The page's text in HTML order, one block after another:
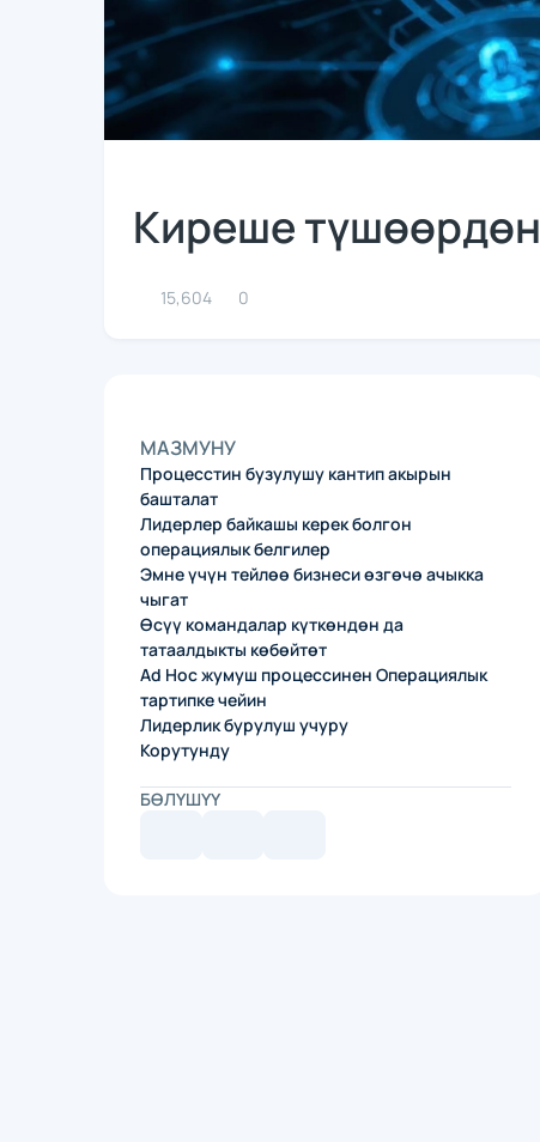
Киреше
15,604 0
МАЗМУНУ
Процесстин бузулушу кантип акырын
башталат
Лидерлер байкашы керек болгон
операциялык белгилер
Эмне үчүн тейлөө бизнеси өзгөчө ачыкка
чыгат
Өсүү командалар күткөндөн да
татаалдыкты көбөйтөт
Ad Hoc жумуш процессинен Операциялык
тартипке чейин
Лидерлик бурулуш учуру
Корутунду
БӨЛҮШҮҮ